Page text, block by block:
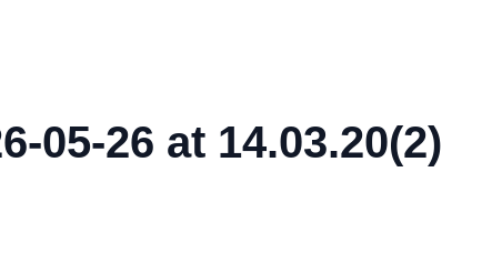
05-26 at 14.03.20(2)